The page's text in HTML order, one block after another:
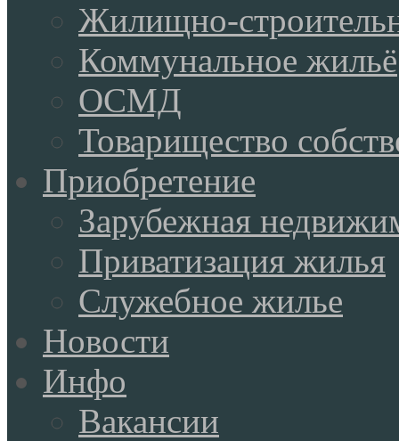
Жилищно-
Коммунальное жильё
ОСМД
Товарищество
Приобретение
Зарубежная
Приватизация жилья
Служебное жилье
Новости
Инфо
Вакансии